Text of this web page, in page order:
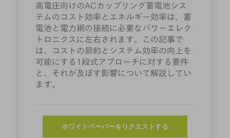
高電圧向けのACカップリング蓄電池シス
テムのコスト効率とエネルギー効率は、蓄
電池と電力網の接続に必要なパワーエレク
トロニクスに左右されます。この記事で
は、コストの節約とシステム効率の向上を
可能にする1段式アプローチに対する要件
と、それが及ぼす影響について解説してい
ます。
ホワイトペーパーをリクエストする